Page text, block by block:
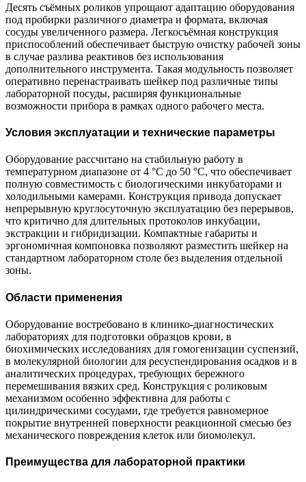
Десять съёмных роликов упрощают адаптацию оборудования
под пробирки различного диаметра и формата, включая
сосуды увеличенного размера. Легкосъёмная конструкция
приспособлений обеспечивает быструю очистку рабочей зоны
в случае разлива реактивов без использования
дополнительного инструмента. Такая модульность позволяет
оперативно перенастраивать шейкер под различные типы
лабораторной посуды, расширяя функциональные
возможности прибора в рамках одного рабочего места.
Условия эксплуатации и технические параметры
Оборудование рассчитано на стабильную работу в
температурном диапазоне от 4 °С до 50 °С, что обеспечивает
полную совместимость с биологическими инкубаторами и
холодильными камерами. Конструкция привода допускает
непрерывную круглосуточную эксплуатацию без перерывов,
что критично для длительных протоколов инкубации,
экстракции и гибридизации. Компактные габариты и
эргономичная компоновка позволяют разместить шейкер на
стандартном лабораторном столе без выделения отдельной
зоны.
Области применения
Оборудование востребовано в клинико-диагностических
лабораториях для подготовки образцов крови, в
биохимических исследованиях для гомогенизации суспензий,
в молекулярной биологии для ресуспендирования осадков и в
аналитических процедурах, требующих бережного
перемешивания вязких сред. Конструкция с роликовым
механизмом особенно эффективна для работы с
цилиндрическими сосудами, где требуется равномерное
покрытие внутренней поверхности реакционной смесью без
механического повреждения клеток или биомолекул.
Преимущества для лабораторной практики